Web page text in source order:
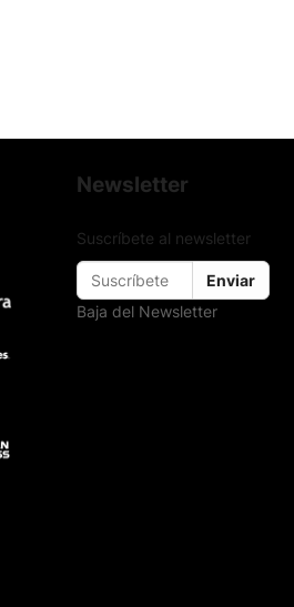
Newsletter
Suscríbete al newsletter
Enviar
Baja del Newsletter